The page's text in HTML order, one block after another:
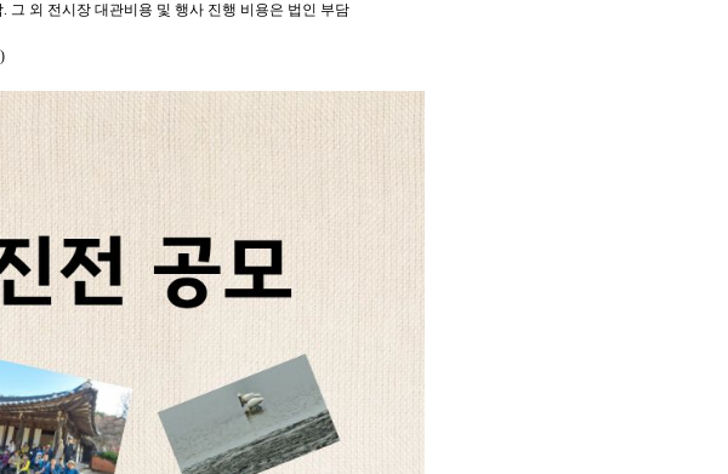
그 외 전시장 대관비용 및 행사 진행 비용은 법인 부담